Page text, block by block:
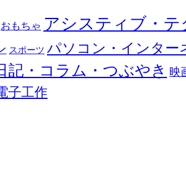
おもちゃ アシスティブ・テ
スポーツ パソコン・インター
記・コラム・つぶやき 映
子工作